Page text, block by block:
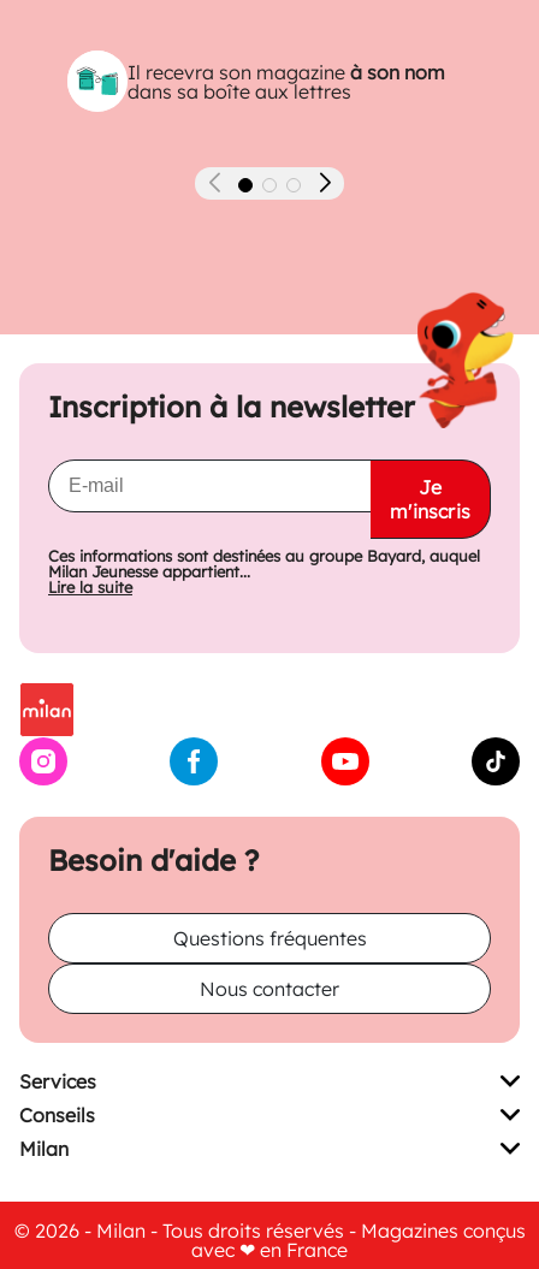
Il recevra son magazineà son nom
dans sa boîte aux lettres
Précédent Suivant
Besoin d'aide ?
Questions fréquentes
Nous contacter
Inscription à la newsletter
Je
m'inscris
Ces informations sont destinées au groupe Bayard, auquel
Milan Jeunesse appartient...
Lire la suite
Services
Conseils
Milan
© 2026 - Milan - Tous droits réservés - Magazines conçus
avec ❤ en France